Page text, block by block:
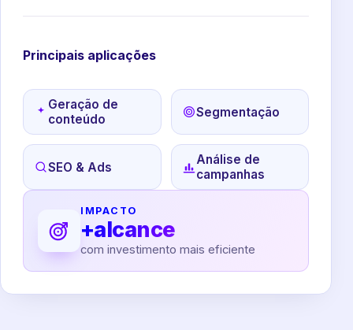
Principais aplicações
Geração de
conteúdo
Segmentação
SEO & Ads
Análise de
campanhas
IMPACTO
+alcance
com investimento mais eficiente